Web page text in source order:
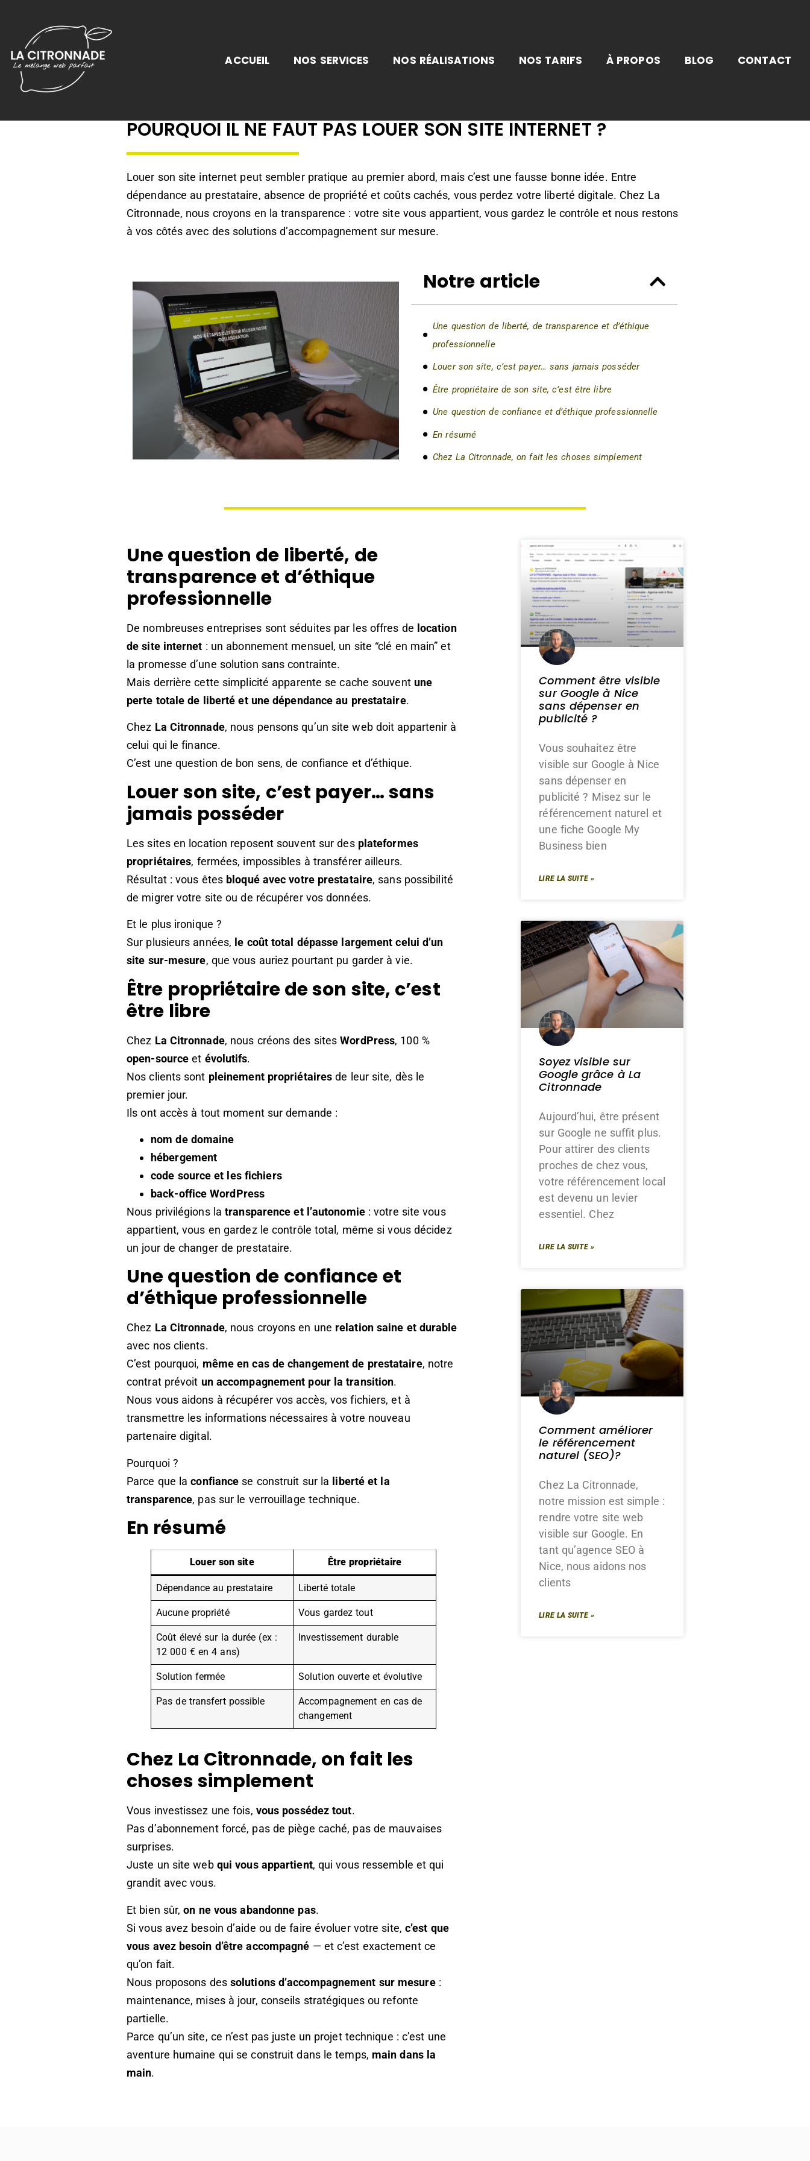
ACCUEIL NOS SERVICES NOS RÉALISATIONS NOS TARIFS À PROPOS BLOG CONTACT
POURQUOI IL NE FAUT PAS LOUER SON SITE INTERNET ?
Louer son site internet peut sembler pratique au premier abord, mais c’est une fausse bonne idée. Entre
dépendance au prestataire, absence de propriété et coûts cachés, vous perdez votre liberté digitale. Chez La
Citronnade, nous croyons en la transparence : votre site vous appartient, vous gardez le contrôle et nous restons
à vos côtés avec des solutions d’accompagnement sur mesure.
Notre article
Une question de liberté, de transparence et d’éthique
professionnelle
Louer son site, c’est payer… sans jamais posséder
Être propriétaire de son site, c’est être libre
Une question de confiance et d’éthique professionnelle
En résumé
Chez La Citronnade, on fait les choses simplement
Une question de liberté, de
transparence et d’éthique
professionnelle
De nombreuses entreprises sont séduites par les offres de location
de site internet : un abonnement mensuel, un site “clé en main” et
la promesse d’une solution sans contrainte.
Mais derrière cette simplicité apparente se cache souvent une
perte totale de liberté et une dépendance au prestataire.
Chez La Citronnade, nous pensons qu’un site web doit appartenir à
celui qui le finance.
C’est une question de bon sens, de confiance et d’éthique.
Louer son site, c’est payer… sans
jamais posséder
Les sites en location reposent souvent sur des plateformes
propriétaires, fermées, impossibles à transférer ailleurs.
Résultat : vous êtes bloqué avec votre prestataire, sans possibilité
de migrer votre site ou de récupérer vos données.
Et le plus ironique ?
Sur plusieurs années, le coût total dépasse largement celui d’un
site sur-mesure, que vous auriez pourtant pu garder à vie.
Être propriétaire de son site, c’est
être libre
Chez La Citronnade, nous créons des sitesWordPress, 100 %
open-source et évolutifs.
Nos clients sont pleinement propriétaires de leur site, dès le
premier jour.
Ils ont accès à tout moment sur demande :
nom de domaine
hébergement
code source et les fichiers
back-office WordPress
Nous privilégions latransparence et l’autonomie: votre site vous
appartient, vous en gardez le contrôle total, même si vous décidez
un jour de changer de prestataire.
Une question de confiance et
d’éthique professionnelle
Chez La Citronnade, nous croyons en une relation saine et durable
avec nos clients.
C’est pourquoi, même en cas de changement de prestataire, notre
contrat prévoit un accompagnement pour la transition.
Nous vous aidons à récupérer vos accès, vos fichiers, et à
transmettre les informations nécessaires à votre nouveau
partenaire digital.
Pourquoi ?
Parce que laconfiance se construit sur la liberté et la
transparence, pas sur le verrouillage technique.
En résumé
Louer son site Être propriétaire
Dépendance au prestataire Liberté totale
Aucune propriété Vous gardez tout
Coût élevé sur la durée (ex :
12 000 € en 4 ans)
Investissement durable
Solution fermée Solution ouverte et évolutive
Pas de transfert possible
Accompagnement en cas de
changement
Chez La Citronnade, on fait les
choses simplement
Vous investissez une fois, vous possédez tout.
Pas d’abonnement forcé, pas de piège caché, pas de mauvaises
surprises.
Juste un site web qui vous appartient, qui vous ressemble et qui
grandit avec vous.
Et bien sûr,on ne vous abandonne pas.
Si vous avez besoin d’aide ou de faire évoluer votre site, c’est que
vous avez besoin d’être accompagné — et c’est exactement ce
qu’on fait.
Nous proposons des solutions d’accompagnement sur mesure:
maintenance, mises à jour, conseils stratégiques ou refonte
partielle.
Parce qu’un site, ce n’est pas juste un projet technique : c’est une
aventure humaine qui se construit dans le temps, main dans la
main.
Comment être visible
sur Google à Nice
sans dépenser en
publicité ?
Vous souhaitez être
visible sur Google à Nice
sans dépenser en
publicité ? Misez sur le
référencement naturel et
une fiche Google My
Business bien
LIRE LA SUITE »
Soyez visible sur
Google grâce à La
Citronnade
Aujourd’hui, être présent
sur Google ne suffit plus.
Pour attirer des clients
proches de chez vous,
votre référencement local
est devenu un levier
essentiel. Chez
LIRE LA SUITE »
Comment améliorer
le référencement
naturel (SEO)?
Chez La Citronnade,
notre mission est simple :
rendre votre site web
visible sur Google. En
tant qu’agence SEO à
Nice, nous aidons nos
clients
LIRE LA SUITE »